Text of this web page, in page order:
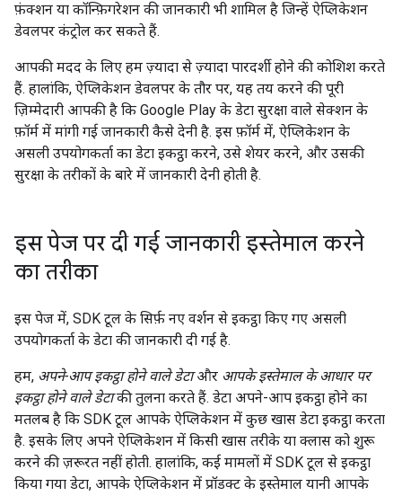
फ़ंक्शन या कॉन्फ़िगरेशन की जानकारी भी शामिल है जिन्हें ऐप्लिकेशन
डेवलपर कंट्रोल कर सकते हैं.
आपकी मदद के लिए हम ज़्यादा से ज़्यादा पारदर्शी होने की कोशिश करते
हैं. हालांकि, ऐप्लिकेशन डेवलपर के तौर पर, यह तय करने की पूरी
ज़िम्मेदारी आपकी है कि Google Play के डेटा सुरक्षा वाले सेक्शन के
फ़ॉर्म में मांगी गई जानकारी कैसे देनी है. इस फ़ॉर्म में, ऐप्लिकेशन के
असली उपयोगकर्ता का डेटा इकट्ठा करने, उसे शेयर करने, और उसकी
सुरक्षा के तरीकों के बारे में जानकारी देनी होती है.
इस पेज पर दी गई जानकारी इस्तेमाल करने
का तरीका
इस पेज में, SDK टूल के सिर्फ़ नए वर्शन से इकट्ठा किए गए असली
उपयोगकर्ता के डेटा की जानकारी दी गई है.
हम, अपने-आप इकट्ठा होने वाले डेटाऔर आपके इस्तेमाल के आधार पर
इकट्ठा होने वाले डेटाकी तुलना करते हैं. डेटा अपने-आप इकट्ठा होने का
मतलब है कि SDK टूल आपके ऐप्लिकेशन में कुछ खास डेटा इकट्ठा करता
है. इसके लिए अपने ऐप्लिकेशन में किसी खास तरीके या क्लास को शुरू
करने की ज़रूरत नहीं होती. हालांकि, कई मामलों में SDK टूल से इकट्ठा
किया गया डेटा, आपके ऐप्लिकेशन में प्रॉडक्ट के इस्तेमाल यानी आपके